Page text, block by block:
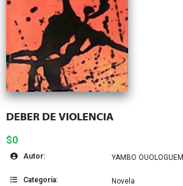
DEBER DE VIOLENCIA
$0
Autor: YAMBO OUOLOGUEM
Categoría: Novela